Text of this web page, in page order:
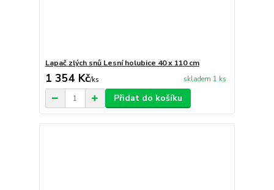
Lapač zlých snů Lesní holubice 40 x 110 cm
1 354 Kč/ks skladem 1 ks
Přidat do košíku